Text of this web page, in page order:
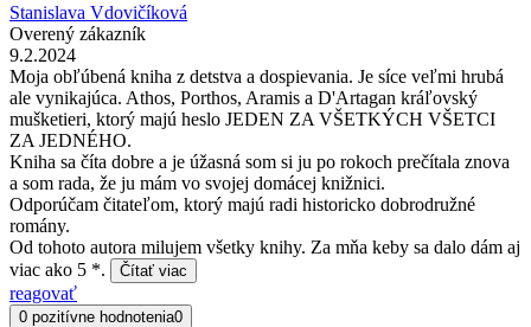
Stanislava Vdovičíková
Overený zákazník
9.2.2024
Moja obľúbená kniha z detstva a dospievania. Je síce veľmi hrubá
ale vynikajúca. Athos, Porthos, Aramis a D'Artagan kráľovský
mušketieri, ktorý majú heslo JEDEN ZA VŠETKÝCH VŠETCI
ZA JEDNÉHO.
Kniha sa číta dobre a je úžasná som si ju po rokoch prečítala znova
a som rada, že ju mám vo svojej domácej knižnici.
Odporúčam čitateľom, ktorý majú radi historicko dobrodružné
romány.
Od tohoto autora milujem všetky knihy. Za mňa keby sa dalo dám aj
viac ako 5 *.
Čítať viac
reagovať
0 pozitívne hodnotenia0